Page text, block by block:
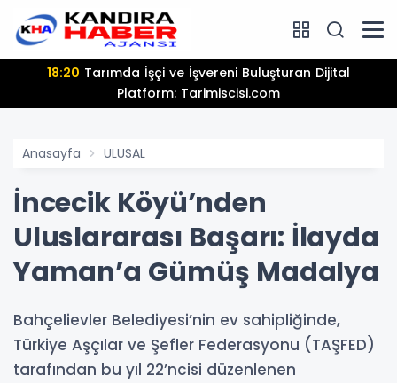
18:20
Platform: Tarimiscisi.com
Anasayfa ULUSAL
İncecik Köyü’nden
Uluslararası Başarı: İlayda
Yaman’a Gümüş Madalya
Bahçelievler Belediyesi’nin ev sahipliğinde,
Türkiye Aşçılar ve Şefler Federasyonu (TAŞFED)
tarafından bu yıl 22’ncisi düzenlenen